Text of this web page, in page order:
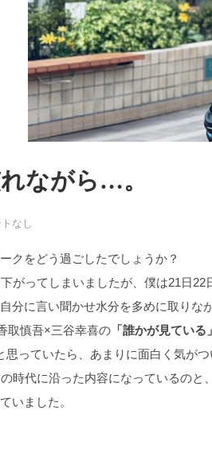
ながら…。
なし
クをどう過ごしたでしょうか？
がってしまいましたが、僕は21日
分に言い聞かせ水分を多めに取りな
取慎吾×三谷幸喜の 「誰かが見ている」
思っていたら、あまりに面白く気がつ
時代に沿った内容になっているの
いました。